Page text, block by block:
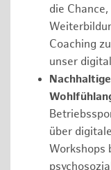
die
Coaching
unser
über
Workshops